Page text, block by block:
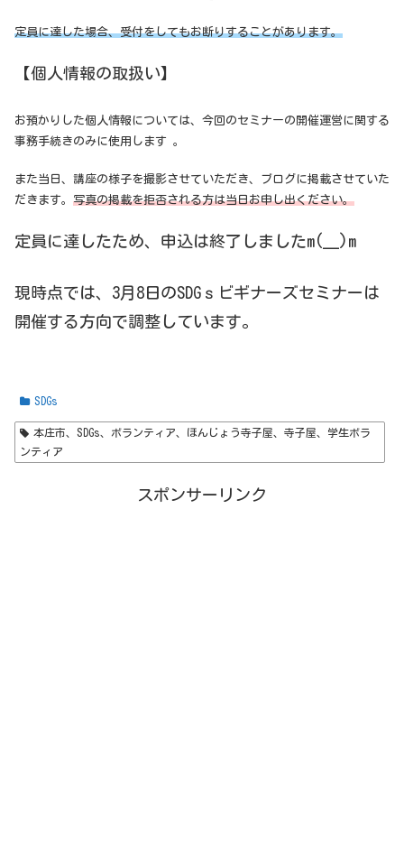
定員に達した場合、受付をしてもお断りすることがあります。
【個人情報の取扱い】
お預かりした個人情報については、今回のセミナーの開催運営に関する
事務手続きのみに使用します 。
また当日、講座の様子を撮影させていただき、ブログに掲載させていた
だきます。 写真の掲載を拒否される方は当日お申し出ください。
定員に達したため、申込は終了しましたm(__)m
現時点では、3月8日のSDGｓビギナーズセミナーは
開催する方向で調整しています。
SDGs
本庄市、SDGs、ボランティア、ほんじょう寺子屋、寺子屋、学生ボラ
ンティア
スポンサーリンク